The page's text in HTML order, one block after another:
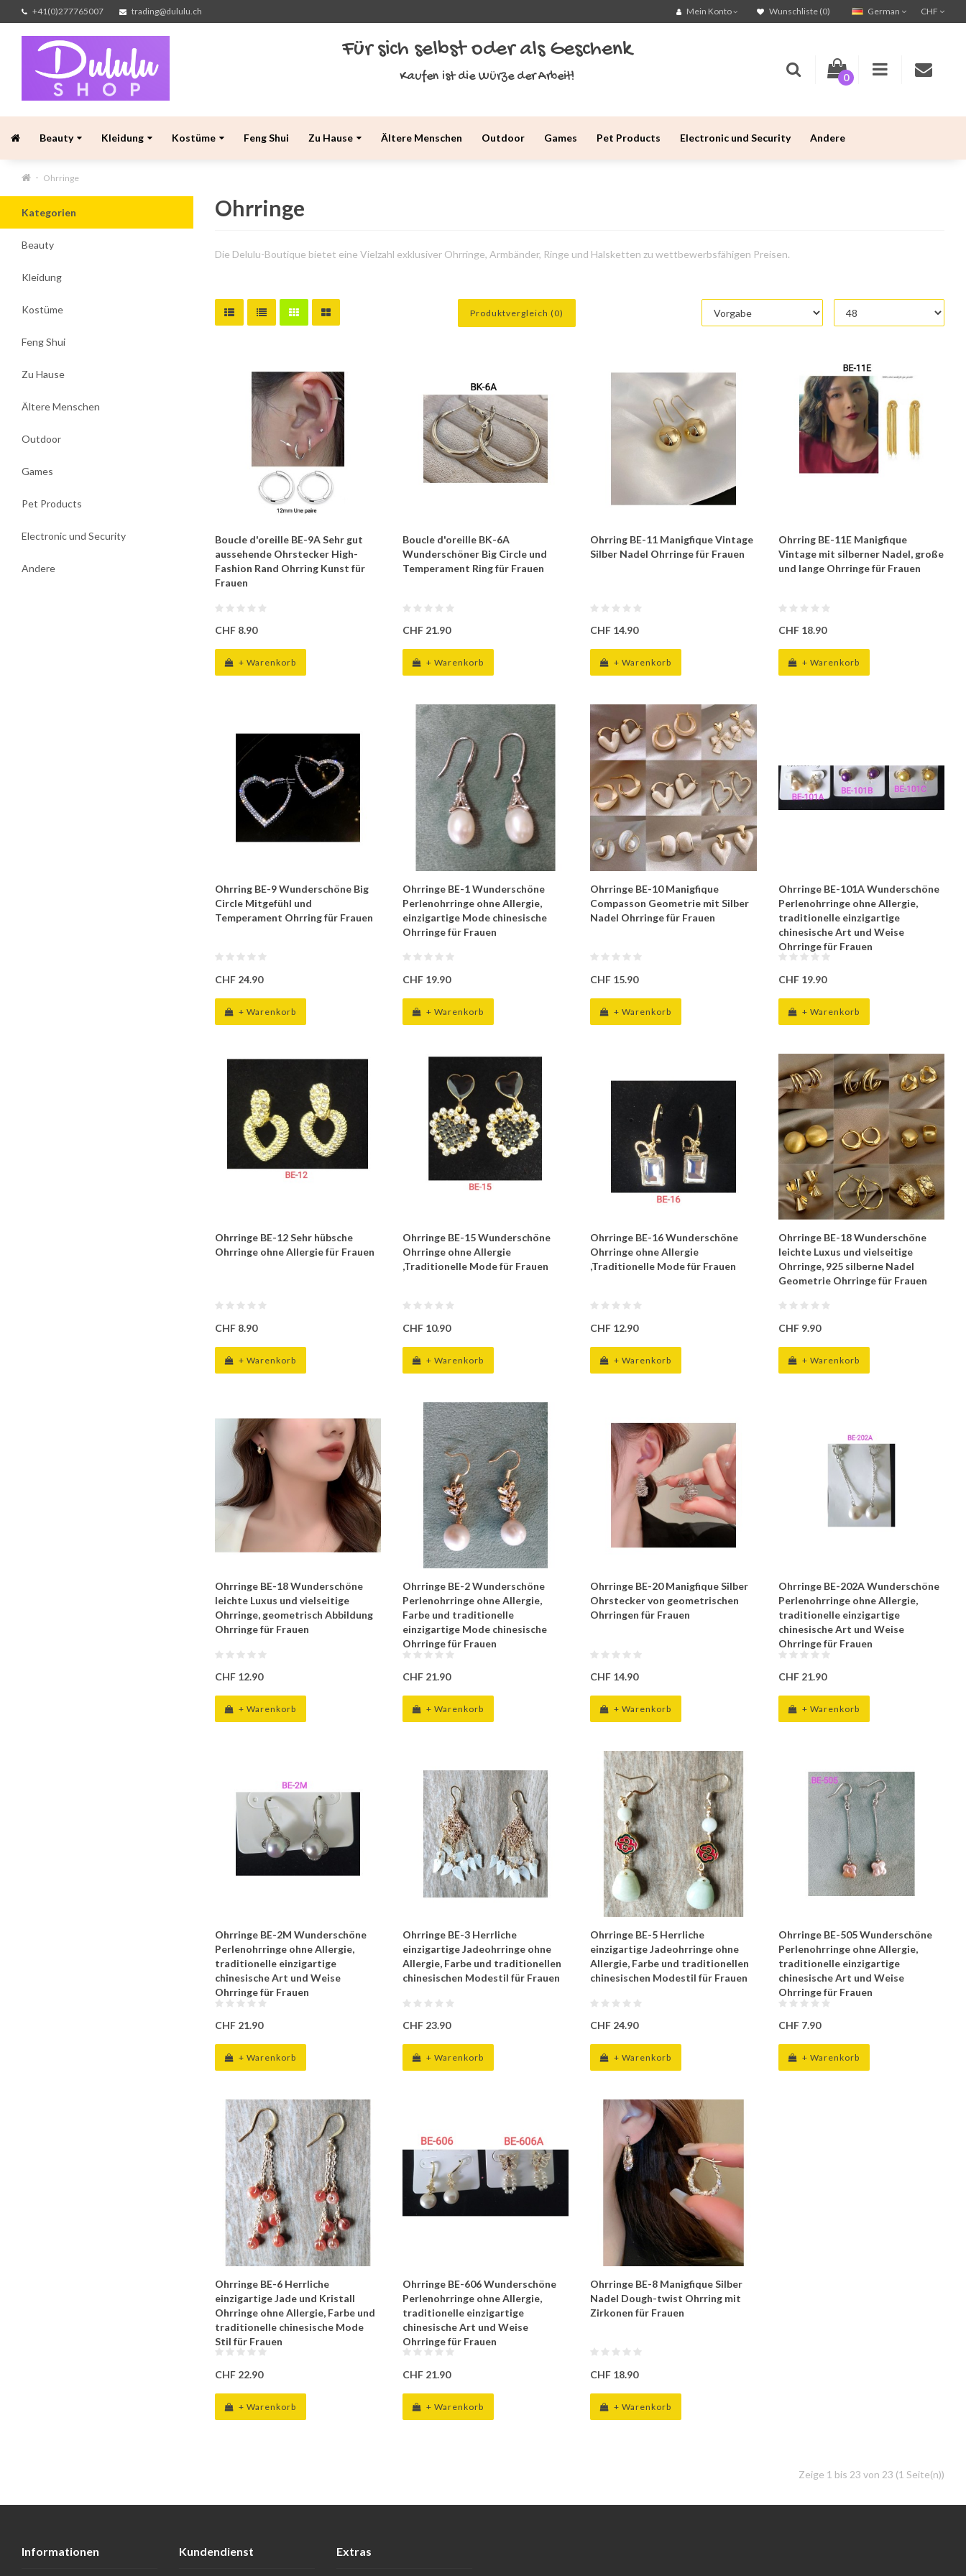
+41(0)277765007 trading@dululu.ch CHF
German
Mein Konto Wunschliste (0)
Für sich selbst oder als Geschenk
Kaufen ist die Würze der Arbeit! 0
Beauty Kleidung Kostüme Feng Shui Zu Hause Ältere Menschen Outdoor Games Pet Products Electronic und Security Andere
Ohrringe
Kategorien
Beauty
Kleidung
Kostüme
Feng Shui
Zu Hause
Ältere Menschen
Outdoor
Games
Pet Products
Electronic und Security
Andere
Ohrringe
Die Delulu-Boutique bietet eine Vielzahl exklusiver Ohrringe, Armbänder, Ringe und Halsketten zu wettbewerbsfähigen Preisen.
Produktvergleich (0)
Boucle d'oreille BE-9A Sehr gut
aussehende Ohrstecker High-
Fashion Rand Ohrring Kunst für
Frauen
CHF 8.90
+ Warenkorb
Boucle d'oreille BK-6A
Wunderschöner Big Circle und
Temperament Ring für Frauen
CHF 21.90
+ Warenkorb
Ohrring BE-11 Manigfique Vintage
Silber Nadel Ohrringe für Frauen
CHF 14.90
+ Warenkorb
Ohrring BE-11E Manigfique
Vintage mit silberner Nadel, große
und lange Ohrringe für Frauen
CHF 18.90
+ Warenkorb
Ohrring BE-9 Wunderschöne Big
Circle Mitgefühl und
Temperament Ohrring für Frauen
CHF 24.90
+ Warenkorb
Ohrringe BE-1 Wunderschöne
Perlenohrringe ohne Allergie,
einzigartige Mode chinesische
Ohrringe für Frauen
CHF 19.90
+ Warenkorb
Ohrringe BE-10 Manigfique
Compasson Geometrie mit Silber
Nadel Ohrringe für Frauen
CHF 15.90
+ Warenkorb
Ohrringe BE-101A Wunderschöne
Perlenohrringe ohne Allergie,
traditionelle einzigartige
chinesische Art und Weise
Ohrringe für Frauen
CHF 19.90
+ Warenkorb
Ohrringe BE-12 Sehr hübsche
Ohrringe ohne Allergie für Frauen
CHF 8.90
+ Warenkorb
Ohrringe BE-15 Wunderschöne
Ohrringe ohne Allergie
,Traditionelle Mode für Frauen
CHF 10.90
+ Warenkorb
Ohrringe BE-16 Wunderschöne
Ohrringe ohne Allergie
,Traditionelle Mode für Frauen
CHF 12.90
+ Warenkorb
Ohrringe BE-18 Wunderschöne
leichte Luxus und vielseitige
Ohrringe, 925 silberne Nadel
Geometrie Ohrringe für Frauen
CHF 9.90
+ Warenkorb
Ohrringe BE-18 Wunderschöne
leichte Luxus und vielseitige
Ohrringe, geometrisch Abbildung
Ohrringe für Frauen
CHF 12.90
+ Warenkorb
Ohrringe BE-2 Wunderschöne
Perlenohrringe ohne Allergie,
Farbe und traditionelle
einzigartige Mode chinesische
Ohrringe für Frauen
CHF 21.90
+ Warenkorb
Ohrringe BE-20 Manigfique Silber
Ohrstecker von geometrischen
Ohrringen für Frauen
CHF 14.90
+ Warenkorb
Ohrringe BE-202A Wunderschöne
Perlenohrringe ohne Allergie,
traditionelle einzigartige
chinesische Art und Weise
Ohrringe für Frauen
CHF 21.90
+ Warenkorb
Ohrringe BE-2M Wunderschöne
Perlenohrringe ohne Allergie,
traditionelle einzigartige
chinesische Art und Weise
Ohrringe für Frauen
CHF 21.90
+ Warenkorb
Ohrringe BE-3 Herrliche
einzigartige Jadeohrringe ohne
Allergie, Farbe und traditionellen
chinesischen Modestil für Frauen
CHF 23.90
+ Warenkorb
Ohrringe BE-5 Herrliche
einzigartige Jadeohrringe ohne
Allergie, Farbe und traditionellen
chinesischen Modestil für Frauen
CHF 24.90
+ Warenkorb
Ohrringe BE-505 Wunderschöne
Perlenohrringe ohne Allergie,
traditionelle einzigartige
chinesische Art und Weise
Ohrringe für Frauen
CHF 7.90
+ Warenkorb
Ohrringe BE-6 Herrliche
einzigartige Jade und Kristall
Ohrringe ohne Allergie, Farbe und
traditionelle chinesische Mode
Stil für Frauen
CHF 22.90
+ Warenkorb
Ohrringe BE-606 Wunderschöne
Perlenohrringe ohne Allergie,
traditionelle einzigartige
chinesische Art und Weise
Ohrringe für Frauen
CHF 21.90
+ Warenkorb
Ohrringe BE-8 Manigfique Silber
Nadel Dough-twist Ohrring mit
Zirkonen für Frauen
CHF 18.90
+ Warenkorb
Zeige 1 bis 23 von 23 (1 Seite(n))
Informationen Kundendienst Extras